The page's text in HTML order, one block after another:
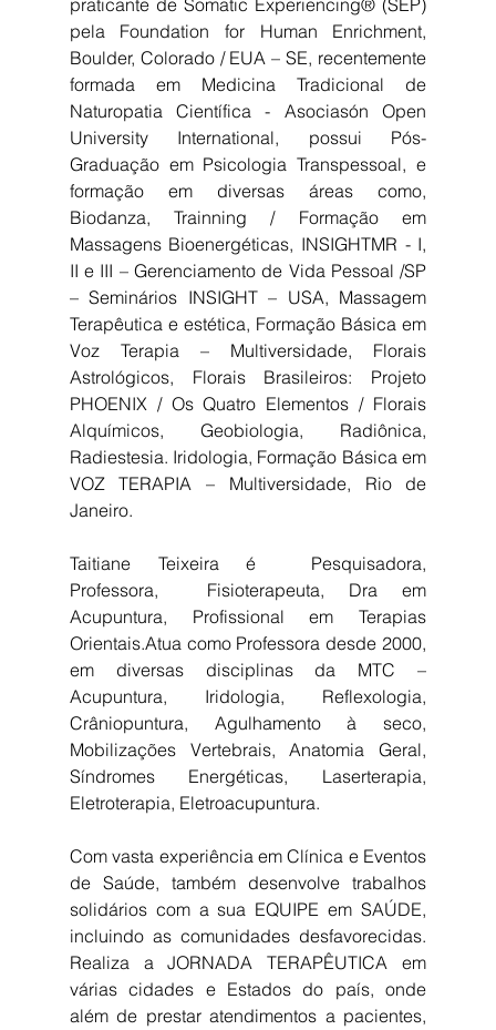
praticante de Somatic Experiencing® (SEP)
pela Foundation for Human Enrichment,
Boulder, Colorado / EUA – SE, recentemente
formada em Medicina Tradicional de
Naturopatia Científica - Asociasón Open
University International, possui Pós-
Graduação em Psicologia Transpessoal, e
formação em diversas áreas como,
Biodanza, Trainning / Formação em
Massagens Bioenergéticas, INSIGHTMR - I,
II e III – Gerenciamento de Vida Pessoal /SP
– Seminários INSIGHT – USA, Massagem
Terapêutica e estética, Formação Básica em
Voz Terapia – Multiversidade, Florais
Astrológicos, Florais Brasileiros: Projeto
PHOENIX / Os Quatro Elementos / Florais
Alquímicos, Geobiologia, Radiônica,
Radiestesia. Iridologia, Formação Básica em
VOZ TERAPIA – Multiversidade, Rio de
Janeiro.
Taitiane Teixeira é  Pesquisadora,
Professora,  Fisioterapeuta, Dra em
Acupuntura, Profissional em Terapias
Orientais.Atua como Professora desde 2000,
em diversas disciplinas da MTC –
Acupuntura, Iridologia, Reflexologia,
Crâniopuntura, Agulhamento à seco,
Mobilizações Vertebrais, Anatomia Geral,
Síndromes Energéticas, Laserterapia,
Eletroterapia, Eletroacupuntura.
Com vasta experiência em Clínica e Eventos
de Saúde, também desenvolve trabalhos
solidários com a sua EQUIPE em SAÚDE,
incluindo as comunidades desfavorecidas.
Realiza a JORNADA TERAPÊUTICA em
várias cidades e Estados do país, onde
além de prestar atendimentos a pacientes,